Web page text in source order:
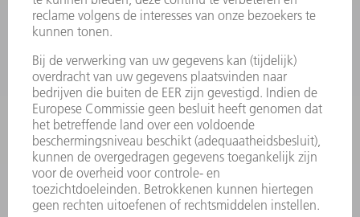
MACHINES & SYSTEMEN
LASER
ELEKTROGEREEDSCHAP
SMART FACTORY
SOFTWARE
SERVICES
TOEPASSINGEN
SECTOREN
ONDERNEMING
CARRIÈRE
VACATURES
BEDRIJFSPROFIEL